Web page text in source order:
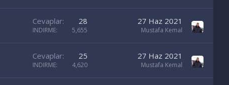
Cevaplar 28
INDIRME 5,655
27 Haz 2021
Mustafa Kemal
Cevaplar 25
INDIRME 4,620
27 Haz 2021
Mustafa Kemal